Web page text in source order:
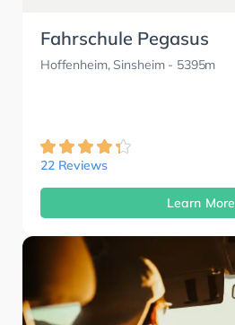
Fahrschule Pegasus
Hoffenheim, Sinsheim- 5395m
22 Reviews
Learn More